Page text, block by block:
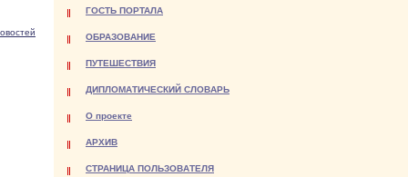
ГОСТЬ ПОРТАЛА
ОБРАЗОВАНИЕ
ПУТЕШЕСТВИЯ
ДИПЛОМАТИЧЕСКИЙ СЛОВАРЬ
О проекте
АРХИВ
СТРАНИЦА ПОЛЬЗОВАТЕЛЯ